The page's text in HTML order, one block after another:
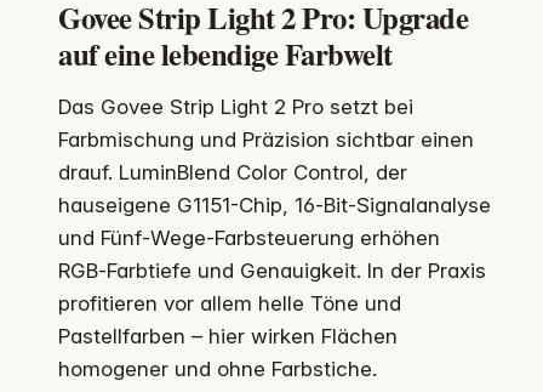
Govee Strip Light 2 Pro: Upgrade
auf eine lebendige Farbwelt
Das Govee Strip Light 2 Pro setzt bei
Farbmischung und Präzision sichtbar einen
drauf. LuminBlend Color Control, der
hauseigene G1151-Chip, 16‑Bit‑Signalanalyse
und Fünf‑Wege‑Farbsteuerung erhöhen
RGB‑Farbtiefe und Genauigkeit. In der Praxis
profitieren vor allem helle Töne und
Pastellfarben – hier wirken Flächen
homogener und ohne Farbstiche.